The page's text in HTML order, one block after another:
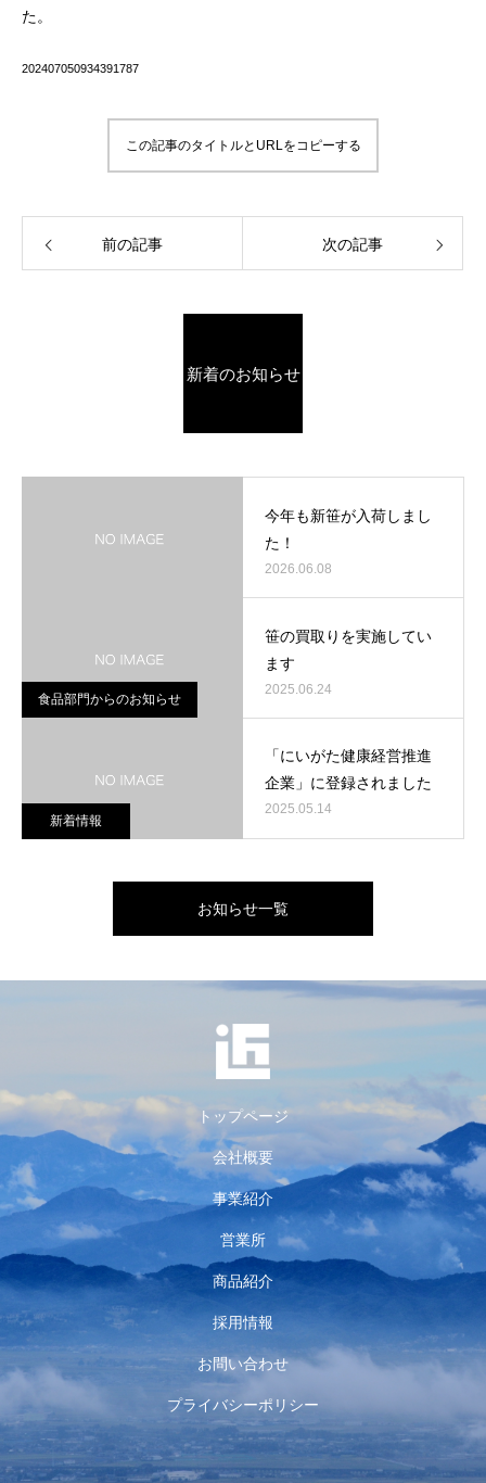
た。
202407050934391787
この記事のタイトルとURLをコピーする
前の記事 次の記事
新着のお知らせ
今年も新笹が入荷しまし
た！
2026.06.08
食品部門からのお知らせ
笹の買取りを実施してい
ます
2025.06.24
新着情報
「にいがた健康経営推進
企業」に登録されました
2025.05.14
お知らせ一覧
トップページ
会社概要
事業紹介
営業所
商品紹介
採用情報
お問い合わせ
プライバシーポリシー